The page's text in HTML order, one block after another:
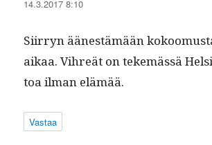
14.3.2017 8:10
Siir­ryn äänestämään
aikaa. Vihreät on tekemässä
toa ilman elämää.
Vastaa